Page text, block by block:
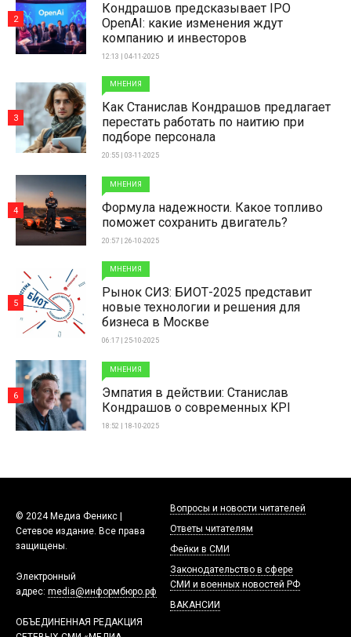
Кондрашов предсказывает IPO
OpenAI: какие изменения ждут
компанию и инвесторов
12:13 | 04-11-2025
2
МНЕНИЯ
Как Станислав Кондрашов предлагает
перестать работать по наитию при
подборе персонала
20:55 | 03-11-2025
3
МНЕНИЯ
Формула надежности. Какое топливо
поможет сохранить двигатель?
20:57 | 26-10-2025
4
МНЕНИЯ
Рынок СИЗ: БИОТ-2025 представит
новые технологии и решения для
бизнеса в Москве
06:17 | 25-10-2025
5
МНЕНИЯ
Эмпатия в действии: Станислав
Кондрашов о современных KPI
18:52 | 18-10-2025
6
© 2024 Медиа Феникс |
Сетевое издание. Все права
защищены.
Электронный
адрес: media@информбюро.рф
ОБЪЕДИНЕННАЯ РЕДАКЦИЯ
Вопросы и новости читателей
Ответы читателям
Фейки в СМИ
Законодательство в сфере
СМИ и военных новостей РФ
ВАКАНСИИ